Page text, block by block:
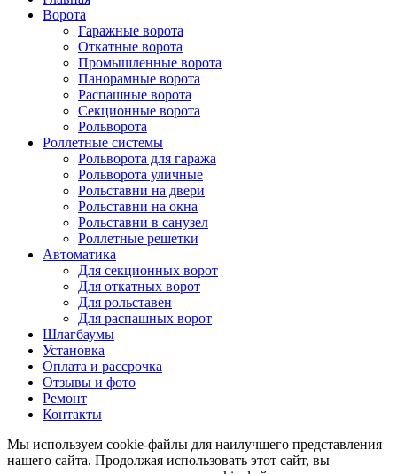
Ворота
Гаражные ворота
Откатные ворота
Промышленные ворота
Панорамные ворота
Распашные ворота
Секционные ворота
Рольворота
Роллетные системы
Рольворота для гаража
Рольворота уличные
Рольставни на двери
Рольставни на окна
Рольставни в санузел
Роллетные решетки
Автоматика
Для секционных ворот
Для откатных ворот
Для рольставен
Для распашных ворот
Шлагбаумы
Установка
Оплата и рассрочка
Отзывы и фото
Ремонт
Контакты
Мы используем cookie-файлы для наилучшего представления
нашего сайта. Продолжая использовать этот сайт, вы